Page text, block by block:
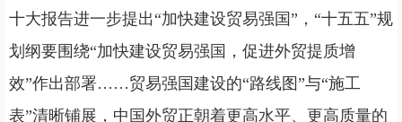
十大报告进一步提出“加快建设贸易强国”，“十五五”规
划纲要围绕“加快建设贸易强国，促进外贸提质增
效”作出部署……贸易强国建设的“路线图”与“施工
表”清晰铺展，中国外贸正朝着更高水平、更高质量的